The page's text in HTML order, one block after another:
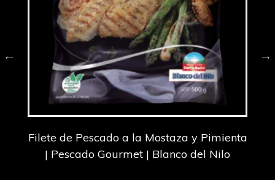
Filete de Pescado a la Mostaza y Pimienta
| Pescado Gourmet | Blanco del Nilo